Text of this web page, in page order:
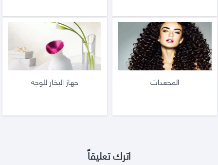
المجعدات جهاز البخار للوجه
اترك تعليقاً